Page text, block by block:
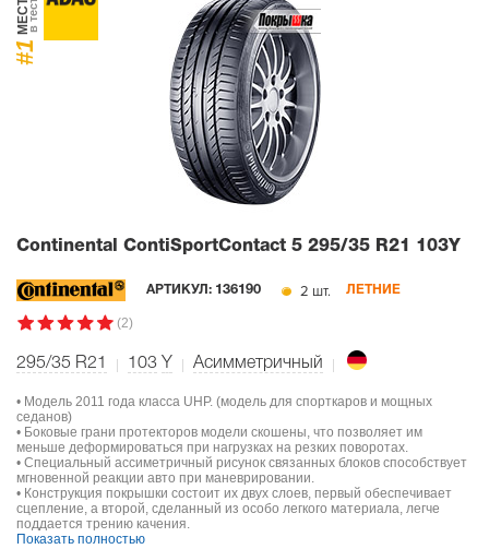
#1
МЕСТОв тесте
Continental ContiSportContact 5 295/35 R21 103Y
АРТИКУЛ: 136190 2 шт. ЛЕТНИЕ
(2)
295/35 R21 103 Y Асимметричный
• Модель 2011 года класса UHP. (модель для спорткаров и мощных
седанов)
• Боковые грани протекторов модели скошены, что позволяет им
меньше деформироваться при нагрузках на резких поворотах.
• Специальный ассиметричный рисунок связанных блоков способствует
мгновенной реакции авто при маневрировании.
• Конструкция покрышки состоит их двух слоев, первый обеспечивает
сцепление, а второй, сделанный из особо легкого материала, легче
поддается трению качения.
Показать полностью